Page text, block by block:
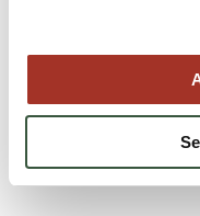
Neem contact